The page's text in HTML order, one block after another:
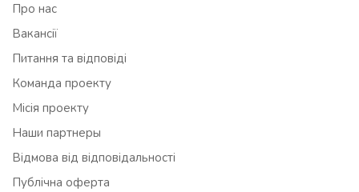
Про нас
Вакансії
Питання та відповіді
Команда проекту
Місія проекту
Наши партнеры
Відмова від відповідальності
Публічна оферта